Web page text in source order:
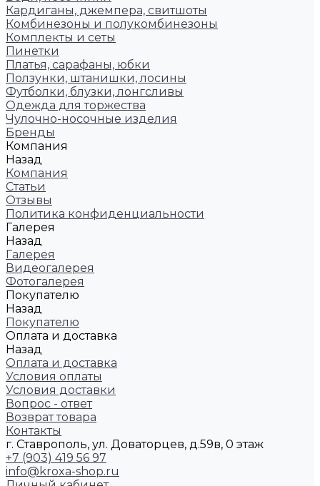
Кардиганы, джемпера, свитшоты
Комбинезоны и полукомбинезоны
Комплекты и сеты
Пинетки
Платья, сарафаны, юбки
Ползунки, штанишки, лосины
Футболки, блузки, лонгсливы
Одежда для торжества
Чулочно-носочные изделия
Бренды
Компания
Назад
Компания
Статьи
Отзывы
Политика конфиденциальности
Галерея
Назад
Галерея
Видеогалерея
Фотогалерея
Покупателю
Назад
Покупателю
Оплата и доставка
Назад
Оплата и доставка
Условия оплаты
Условия доставки
Вопрос - ответ
Возврат товара
Контакты
г. Ставрополь, ул. Доваторцев, д.59в, 0 этаж
+7 (903) 419 56 97
info@kroxa-shop.ru